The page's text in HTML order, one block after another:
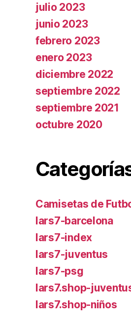
julio 2023
junio 2023
febrero 2023
enero 2023
diciembre 2022
septiembre 2022
septiembre 2021
octubre 2020
Camisetas de
lars7-barcelona
lars7-index
lars7-juventus
lars7-psg
lars7.shop-
lars7.shop-niños